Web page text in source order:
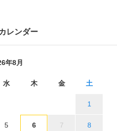
レンダー
年8月
水 木 金 土
1
5 6 7 8